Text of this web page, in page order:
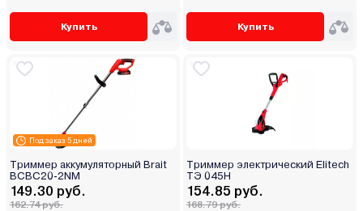
Купить Купить
Под заказ 5 дней
Триммер аккумуляторный Brait
BCBC20-2NM
149.30 руб.
162.74 руб.
Триммер электрический Elitech
ТЭ 045Н
154.85 руб.
168.79 руб.